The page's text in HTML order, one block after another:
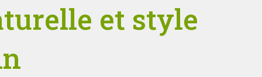
et style